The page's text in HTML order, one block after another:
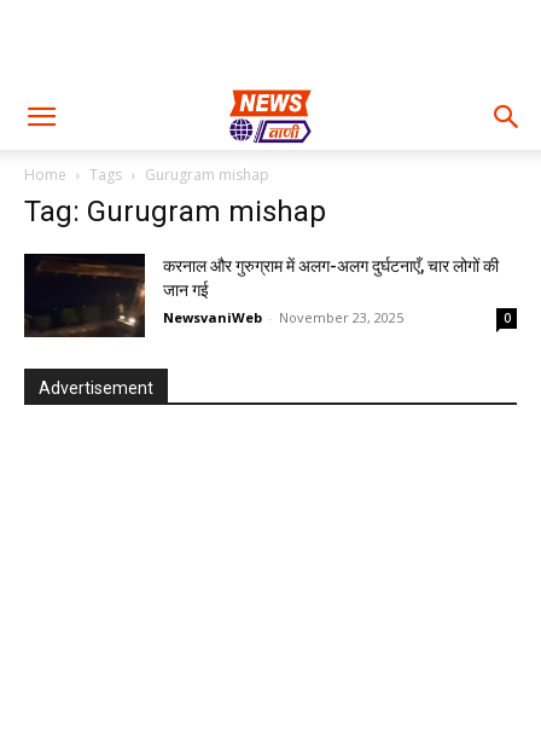
Home Tags Gurugram mishap
Tag: Gurugram mishap
करनाल और गुरुग्राम में अलग-अलग दुर्घटनाएँ, चार लोगों की
जान गई
NewsvaniWeb - November 23, 2025 0
Advertisement